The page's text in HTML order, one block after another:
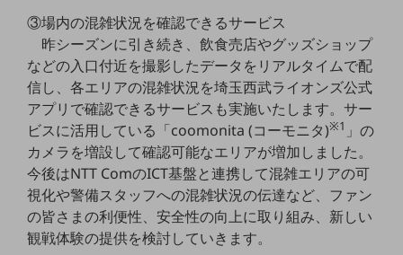
製品
製品TOP
ビジネス向けスマートフォン
タフネススマートフォン
データ通信製品
ドコモケータイ
5G対応ホームルーター
通信モジュール製品
③場内の混雑状況を確認できるサービス
昨シーズンに引き続き、飲食売店やグッズショップ
などの入口付近を撮影したデータをリアルタイムで配
信し、各エリアの混雑状況を埼玉西武ライオンズ公式
アプリで確認できるサービスも実施いたします。サー
ビスに活用している「coomonita (コーモニタ)※1 」の
カメラを増設して確認可能なエリアが増加しました。
今後はNTT ComのICT基盤と連携して混雑エリアの可
視化や警備スタッフへの混雑状況の伝達など、ファン
の皆さまの利便性、安全性の向上に取り組み、新しい
観戦体験の提供を検討していきます。